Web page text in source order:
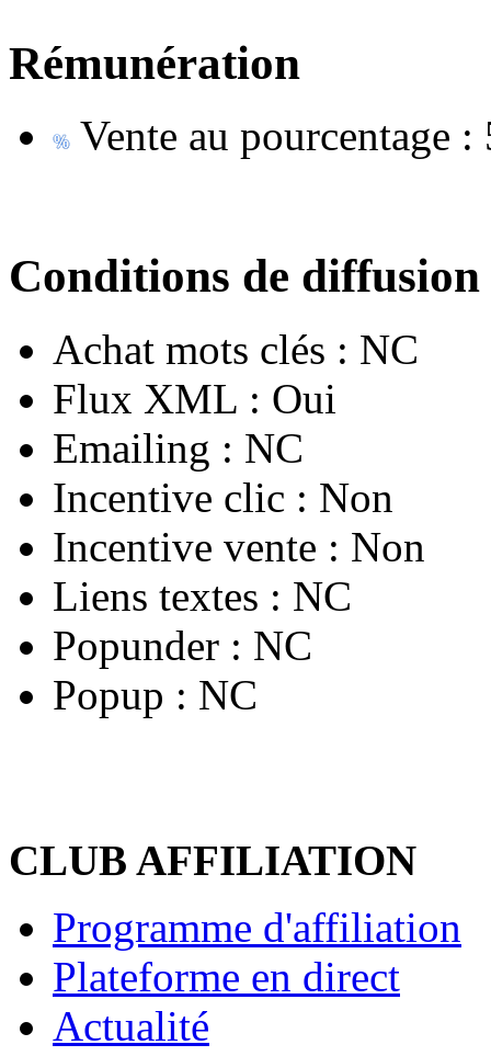
Rémunération
Vente au pourcentage :
Conditions de diffusion
Achat mots clés : NC
Flux XML : Oui
Emailing : NC
Incentive clic : Non
Incentive vente : Non
Liens textes : NC
Popunder : NC
Popup : NC
CLUB AFFILIATION
Programme d'affiliation
Plateforme en direct
Actualité